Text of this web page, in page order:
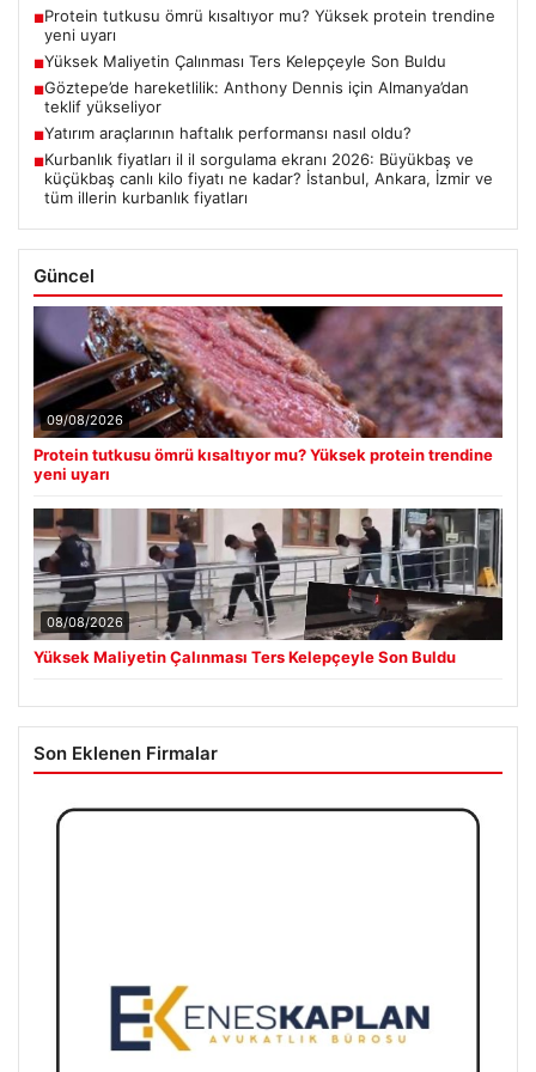
■Protein tutkusu ömrü kısaltıyor mu? Yüksek protein trendine
yeni uyarı
■Yüksek Maliyetin Çalınması Ters Kelepçeyle Son Buldu
■Göztepe’de hareketlilik: Anthony Dennis için Almanya’dan
teklif yükseliyor
■Yatırım araçlarının haftalık performansı nasıl oldu?
■Kurbanlık fiyatları il il sorgulama ekranı 2026: Büyükbaş ve
küçükbaş canlı kilo fiyatı ne kadar? İstanbul, Ankara, İzmir ve
tüm illerin kurbanlık fiyatları
Güncel
09/08/2026
Protein tutkusu ömrü kısaltıyor mu? Yüksek protein trendine
yeni uyarı
08/08/2026
Yüksek Maliyetin Çalınması Ters Kelepçeyle Son Buldu
Son Eklenen Firmalar